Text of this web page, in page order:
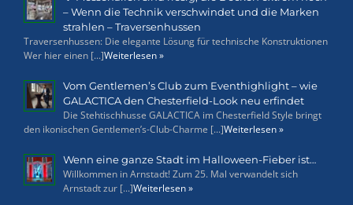
– Wenn die Technik verschwindet und die Marken
strahlen – Traversenhussen
Traversenhussen: Die elegante Lösung für technische Konstruktionen
Wer hier einen [...]Weiterlesen »
Vom Gentlemen’s Club zum Eventhighlight – wie
GALACTICA den Chesterfield-Look neu erfindet
Die Stehtischhusse GALACTICA im Chesterfield Style bringt
den ikonischen Gentlemen’s-Club-Charme [...]Weiterlesen »
Wenn eine ganze Stadt im Halloween-Fieber ist…
Willkommen in Arnstadt! Zum 25. Mal verwandelt sich
Arnstadt zur [...]Weiterlesen »